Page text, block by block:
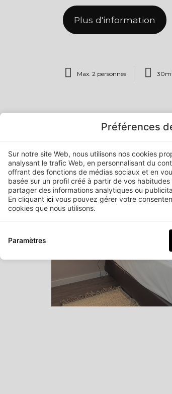
Plus d'information
Max. 2 personnes 30m
Préférences
Sur notre site Web, nous utilisons nos cookies
analysant le trafic Web, en personnalisant du
offrant des fonctions de médias sociaux et en
basée sur un profil créé à partir de vos
partager des informations analytiques ou
En cliquant ici vous pouvez gérer votre
cookies que nous utilisons.
Paramètres